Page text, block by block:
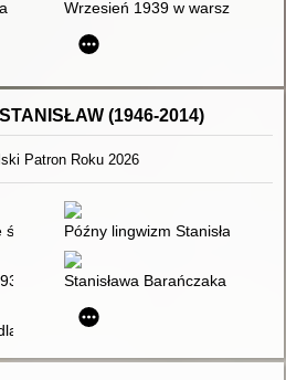
Wrzesień 1939 w warszawskiej
(1946-2014)
Patron Roku 2026
średniej : propozycje analiz i
Późny lingwizm Stanisława
roku Stanisława Barańczaka wiersz
klas licealnych